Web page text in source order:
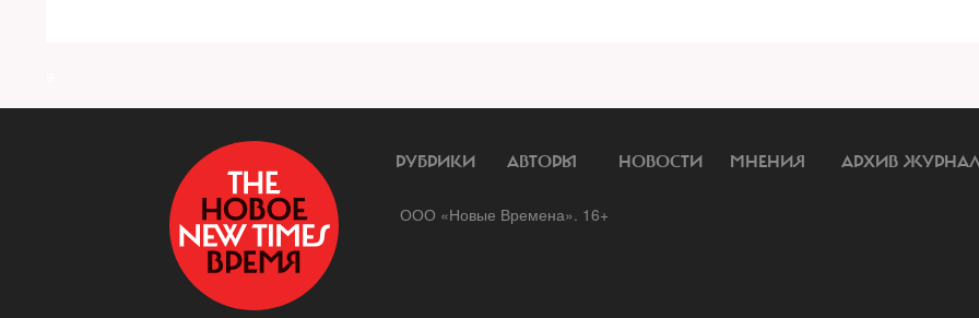
РУБРИКИ АВТОРЫ НОВОСТИ МНЕНИЯ АРХИВ
ООО «Новые Времена». 16+